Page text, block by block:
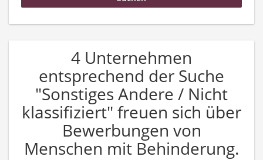
4 Unternehmen
entsprechend der Suche
"Sonstiges Andere / Nicht
klassifiziert" freuen sich über
Bewerbungen von
Menschen mit Behinderung.